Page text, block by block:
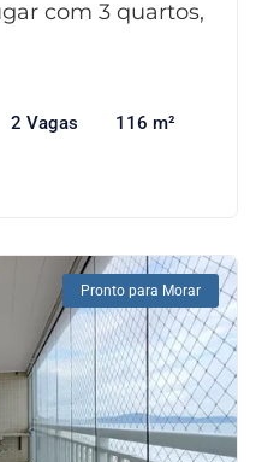
com 3 quartos,
2 Vagas 116 m²
Pronto para Morar